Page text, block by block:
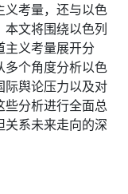
义考量，还与以色
文将围绕以色列
主义考量展开分
多个角度分析以色
际舆论压力以及对
分析进行全面总
系未来走向的深